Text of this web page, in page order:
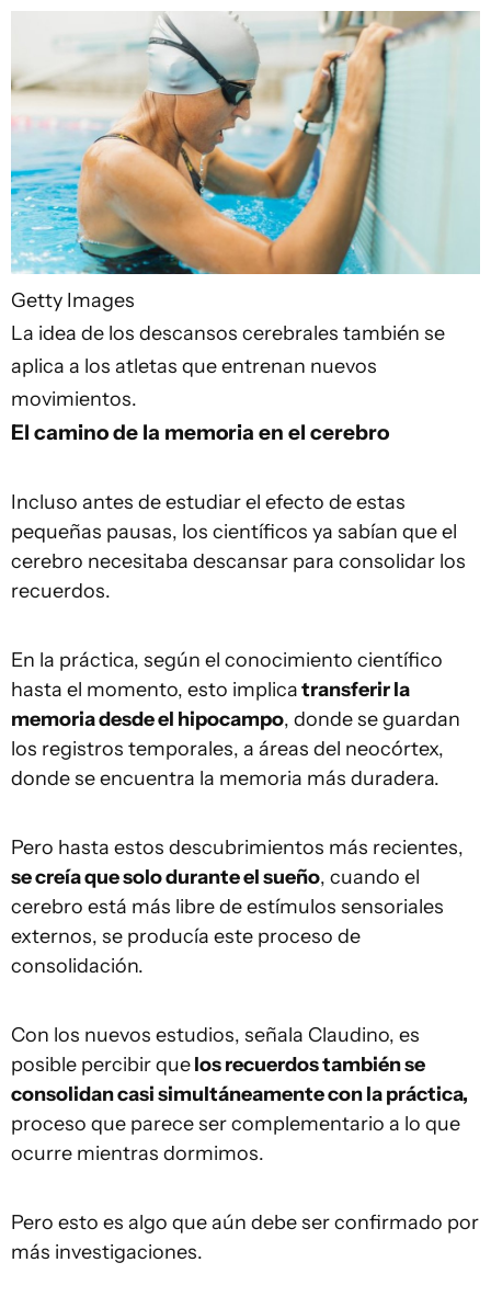
Getty Images
La idea de los descansos cerebrales también se
aplica a los atletas que entrenan nuevos
movimientos.
El camino de la memoria en el cerebro
Incluso antes de estudiar el efecto de estas
pequeñas pausas, los científicos ya sabían que el
cerebro necesitaba descansar para consolidar los
recuerdos.
En la práctica, según el conocimiento científico
hasta el momento, esto implicatransferir la
memoria desde el hipocampo, donde se guardan
los registros temporales, a áreas del neocórtex,
donde se encuentra la memoria más duradera.
Pero hasta estos descubrimientos más recientes,
se creía que solo durante el sueño, cuando el
cerebro está más libre de estímulos sensoriales
externos, se producía este proceso de
consolidación.
Con los nuevos estudios, señala Claudino, es
posible percibir quelos recuerdos también se
consolidan casi simultáneamente con la práctica,
proceso que parece ser complementario a lo que
ocurre mientras dormimos.
Pero esto es algo que aún debe ser confirmado por
más investigaciones.